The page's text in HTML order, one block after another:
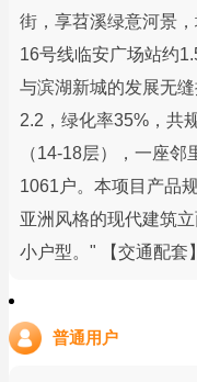
街，享苕溪绿意河景
16号线临安广场站约
与滨湖新城的发展无
2.2，绿化率35%，共
（14-18层），一座
1061户。本项目产品
亚洲风格的现代建筑
小户型。" 【交通配套
普通用户